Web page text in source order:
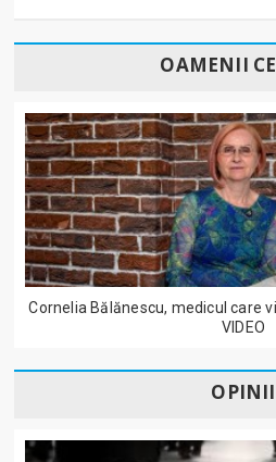
OAMENII
Cornelia Bălănescu, medicul care
VIDEO
OPINII